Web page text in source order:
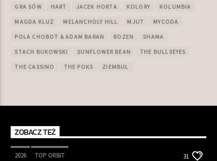
GRA SÓW HART JACEK HORTA KOLORY KOLUMBIA
MAGDA KLUZ MELANCHOLY HILL MJUT MYCODA
POLA CHOBOT & ADAM BARAN ROZEN SHAMA
STACH BUKOWSKI SUNFLOWER BEAN THE BULLSEYES
THE CASSINO THE POKS ZIEMBUL
ZOBACZ TEŻ
2026 TOP ORBIT 31